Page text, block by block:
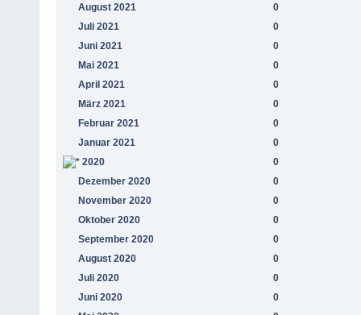
August 2021
0
Juli 2021
0
Juni 2021
0
Mai 2021
0
April 2021
0
März 2021
0
Februar 2021
0
Januar 2021
0
2020
0
Dezember 2020
0
November 2020
0
Oktober 2020
0
September 2020
0
August 2020
0
Juli 2020
0
Juni 2020
0